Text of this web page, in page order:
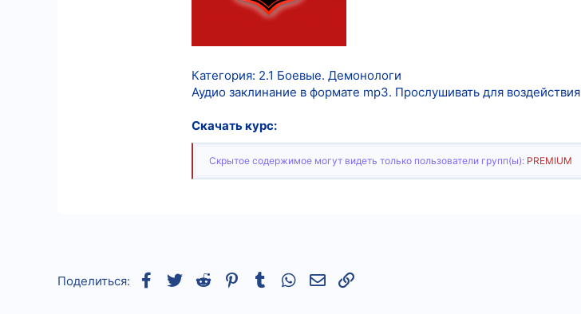
Категория: 2.1 Боевые. Демонологи
Аудио заклинание в формате mp3. Прослушивать для воздействия
Скачать курс:
Скрытое содержимое могут видеть только пользователи групп(ы): PREMIUM
Поделиться: Facebook
TwitterReddit Pinterest
TumblrWhatsAppЭлектронная почта
Ссылка